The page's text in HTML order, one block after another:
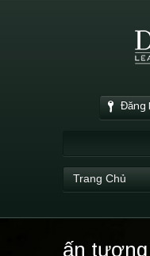
Đăng
Trang Chủ
ấn